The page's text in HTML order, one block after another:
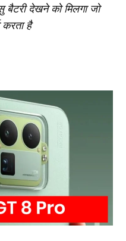
बैटरी देखने को मिलगा जो
करता है